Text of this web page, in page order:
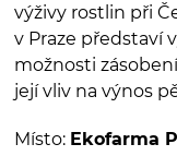
výživy rostlin při
v Praze představí
možnosti
její vliv na výnos
Místo: Ekofarma